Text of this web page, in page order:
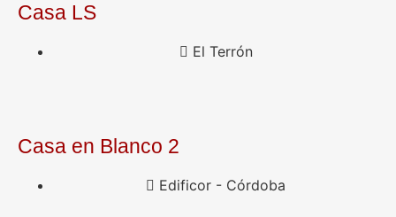
Casa LS
El Terrón
Casa en Blanco 2
Edificor - Córdoba